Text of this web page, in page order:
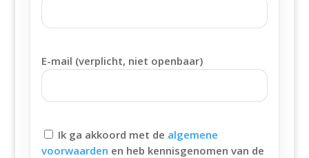
E-mail (verplicht, niet openbaar)
Ik ga akkoord met de algemene
voorwaarden en heb kennisgenomen van de